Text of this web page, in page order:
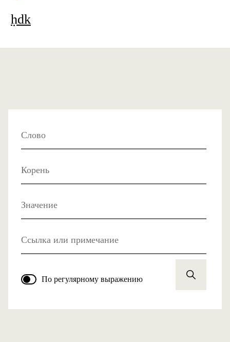
ḥdk
Слово
Корень
Значение
Ссылка или примечание
По регулярному выражению